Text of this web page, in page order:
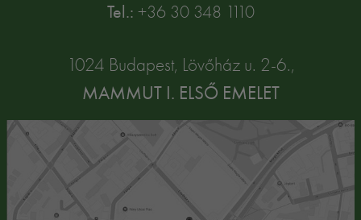
Tel.: +36 30 348 1110
1024 Budapest, Lövőház u. 2-6.,
MAMMUT I. ELSŐ EMELET